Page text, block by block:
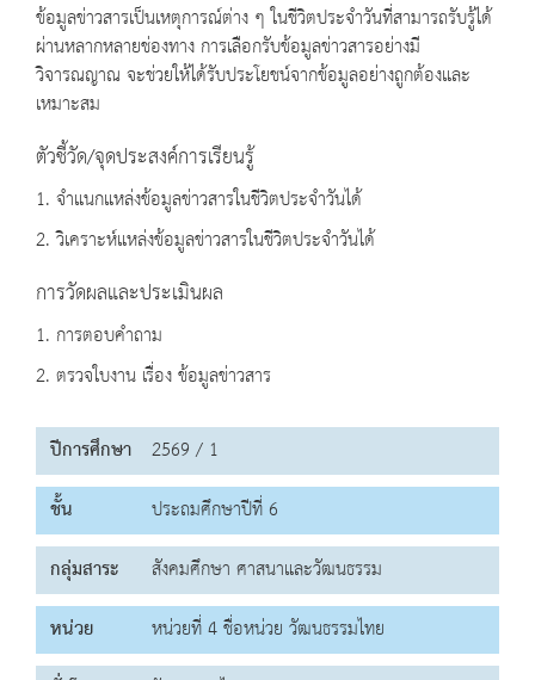
ข้อมูลข่าวสารเป็นเหตุการณ์ต่าง ๆ ในชีวิตประจำวันที่สามารถรับรู้ได้
ผ่านหลากหลายช่องทาง การเลือกรับข้อมูลข่าวสารอย่างมี
วิจารณญาณ จะช่วยให้ได้รับประโยชน์จากข้อมูลอย่างถูกต้องและ
เหมาะสม
ตัวชี้วัด/จุดประสงค์การเรียนรู้
1. จำแนกแหล่งข้อมูลข่าวสารในชีวิตประจำวันได้
2. วิเคราะห์แหล่งข้อมูลข่าวสารในชีวิตประจำวันได้
การวัดผลและประเมินผล
1. การตอบคำถาม
2. ตรวจใบงาน เรื่อง ข้อมูลข่าวสาร
ปีการศึกษา 2569 / 1
ชั้น
ประถมศึกษาปีที่ 6
กลุ่มสาระ
สังคมศึกษา ศาสนาและวัฒนธรรม
หน่วย
หน่วยที่ 4 ชื่อหน่วย วัฒนธรรมไทย